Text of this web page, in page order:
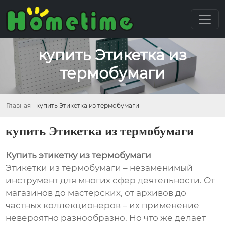
купить Этикетка из
термобумаги
Главная - купить Этикетка из термобумаги
купить Этикетка из термобумаги
Купить этикетку из термобумаги
Этикетки из термобумаги – незаменимый
инструмент для многих сфер деятельности. От
магазинов до мастерских, от архивов до
частных коллекционеров – их применение
невероятно разнообразно. Но что же делает